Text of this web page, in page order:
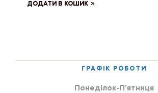
ДОДАТИ В КОШИК
ГРАФІК РОБОТИ
Понеділок-П’ятниця